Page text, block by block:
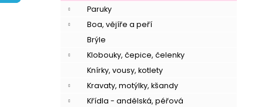
Paruky
Boa, vějíře a peří
Brýle
Klobouky, čepice, čelenky
Knírky, vousy, kotlety
Kravaty, motýlky, kšandy
Křídla - andělská, péřová